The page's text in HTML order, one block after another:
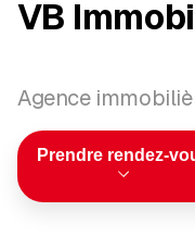
VB
Agence
Prendre rendez-